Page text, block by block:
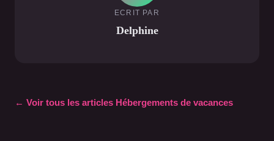
ECRIT PAR
Delphine
← Voir tous les articles Hébergements de vacances